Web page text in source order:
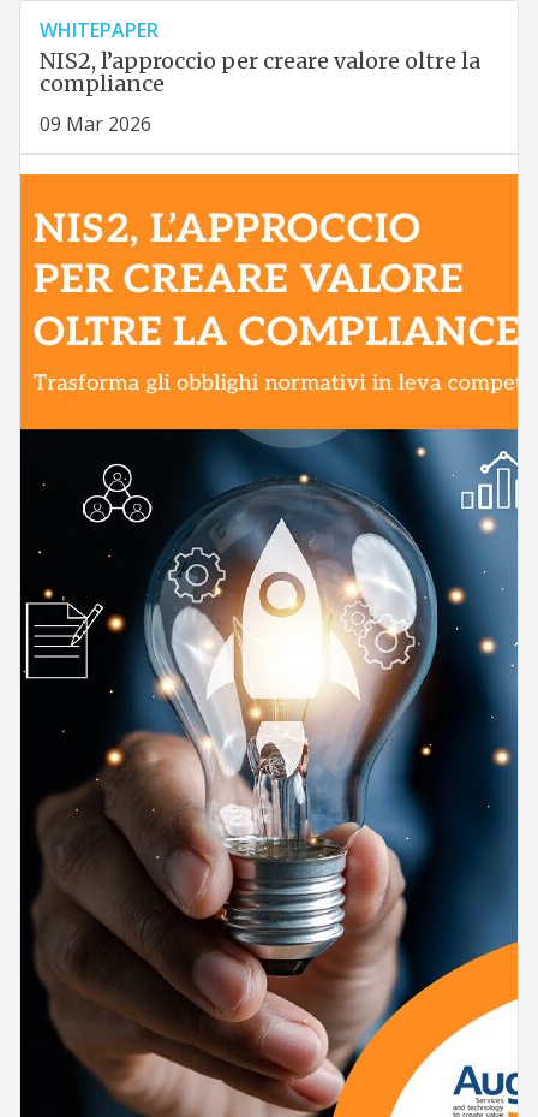
WHITEPAPER
NIS2, l’approccio per creare valore oltre la
compliance
09 Mar 2026